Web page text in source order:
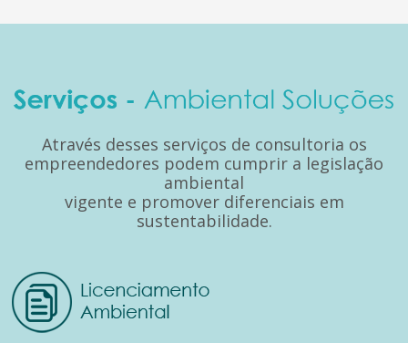
Através desses serviços de consultoria os
empreendedores podem cumprir a legislação
ambiental
vigente e promover diferenciais em
sustentabilidade.